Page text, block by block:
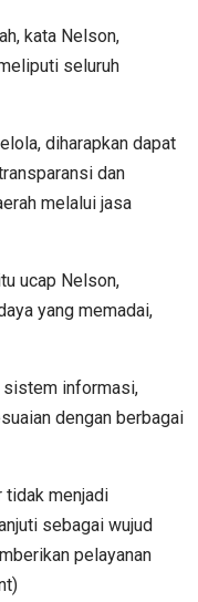
kata Nelson,
seluruh
diharapkan dapat
dan
melalui jasa
ucap Nelson,
yang memadai,
sistem informasi,
dengan berbagai
tidak menjadi
sebagai wujud
pelayanan